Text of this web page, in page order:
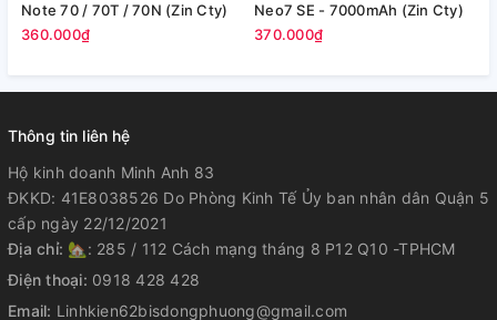
Note 70 / 70T / 70N (Zin Cty)
360.000₫
Neo7 SE - 7000mAh (Zin Cty)
370.000₫
Thông tin liên hệ
Hộ kinh doanh Minh Anh 83
ĐKKD: 41E8038526 Do Phòng Kinh Tế Ủy ban nhân dân Quận 5
cấp ngày 22/12/2021
Địa chỉ: 🏡: 285 / 112 Cách mạng tháng 8 P12 Q10 -TPHCM
Điện thoại: 0918 428 428
Email: Linhkien62bisdongphuong@gmail.com